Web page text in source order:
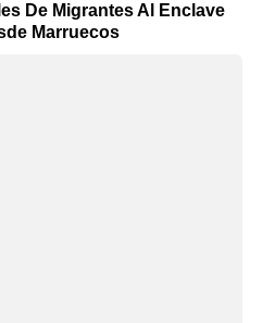
De Migrantes Al Enclave
Marruecos